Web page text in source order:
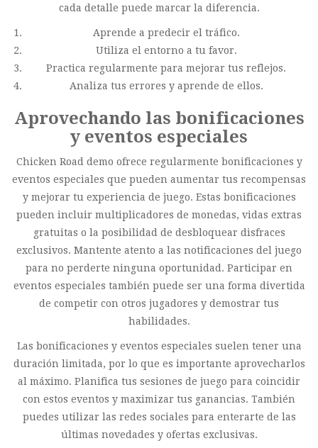
cada detalle puede marcar la diferencia.
Aprende a predecir el tráfico.
Utiliza el entorno a tu favor.
Practica regularmente para mejorar tus reflejos.
Analiza tus errores y aprende de ellos.
Aprovechando las bonificaciones
y eventos especiales
Chicken Road demo ofrece regularmente bonificaciones y
eventos especiales que pueden aumentar tus recompensas
y mejorar tu experiencia de juego. Estas bonificaciones
pueden incluir multiplicadores de monedas, vidas extras
gratuitas o la posibilidad de desbloquear disfraces
exclusivos. Mantente atento a las notificaciones del juego
para no perderte ninguna oportunidad. Participar en
eventos especiales también puede ser una forma divertida
de competir con otros jugadores y demostrar tus
habilidades.
Las bonificaciones y eventos especiales suelen tener una
duración limitada, por lo que es importante aprovecharlos
al máximo. Planifica tus sesiones de juego para coincidir
con estos eventos y maximizar tus ganancias. También
puedes utilizar las redes sociales para enterarte de las
últimas novedades y ofertas exclusivas.